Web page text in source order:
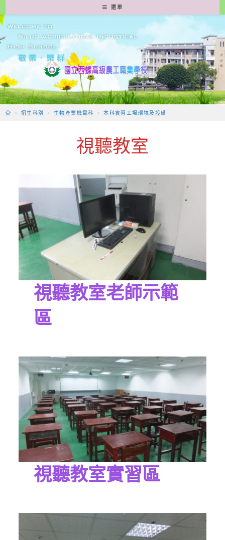
轉
至
要
容
選單
> 招生科別 > 生物產業機電科 > 本科實習工場環境及設備
視聽教室
視聽教室老師示範
區
視聽教室實習區